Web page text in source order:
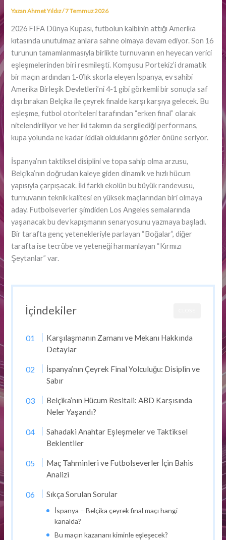
YazanAhmet Yıldız/7 Temmuz 2026
2026 FIFA Dünya Kupası, futbolun kalbinin attığı Amerika
kıtasında unutulmaz anlara sahne olmaya devam ediyor. Son 16
turunun tamamlanmasıyla birlikte turnuvanın en heyecan verici
eşleşmelerinden biri resmileşti. Komşusu Portekiz’i dramatik
bir maçın ardından 1-0’lık skorla eleyen İspanya, ev sahibi
Amerika Birleşik Devletleri’ni 4-1 gibi görkemli bir sonuçla saf
dışı bırakan Belçika ile çeyrek finalde karşı karşıya gelecek. Bu
eşleşme, futbol otoriteleri tarafından “erken final” olarak
nitelendiriliyor ve her iki takımın da sergilediği performans,
kupa yolunda ne kadar iddialı olduklarını gözler önüne seriyor.
İspanya’nın taktiksel disiplini ve topa sahip olma arzusu,
Belçika’nın doğrudan kaleye giden dinamik ve hızlı hücum
yapısıyla çarpışacak. İki farklı ekolün bu büyük randevusu,
turnuvanın teknik kalitesi en yüksek maçlarından biri olmaya
aday. Futbolseverler şimdiden Los Angeles semalarında
yaşanacak bu dev kapışmanın senaryosunu yazmaya başladı.
Bir tarafta genç yetenekleriyle parlayan “Boğalar”, diğer
tarafta ise tecrübe ve yeteneği harmanlayan “Kırmızı
Şeytanlar” var.
İçindekiler
Karşılaşmanın Zamanı ve Mekanı Hakkında
Detaylar
İspanya’nın Çeyrek Final Yolculuğu: Disiplin ve
Sabır
Belçika’nın Hücum Resitali: ABD Karşısında
Neler Yaşandı?
Sahadaki Anahtar Eşleşmeler ve Taktiksel
Beklentiler
Maç Tahminleri ve Futbolseverler İçin Bahis
Analizi
Sıkça Sorulan Sorular
İspanya – Belçika çeyrek final maçı hangi
kanalda?
Bu maçın kazananı kiminle eşleşecek?